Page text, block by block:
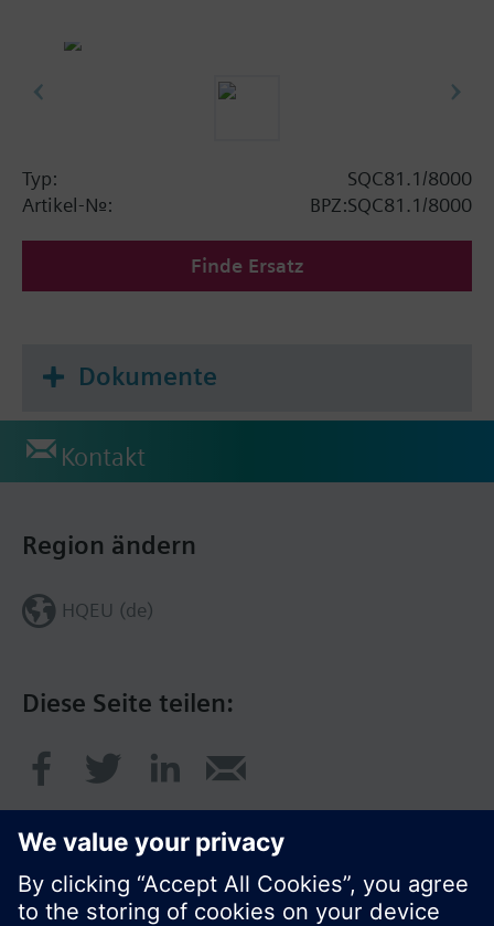
Typ:
SQC81.1/8000
Artikel-Nr.:
BPZ:SQC81.1/8000
Finde Ersatz
Dokumente
Kontakt
Diese Seite teilen:
Region ändern
HQEU (de)